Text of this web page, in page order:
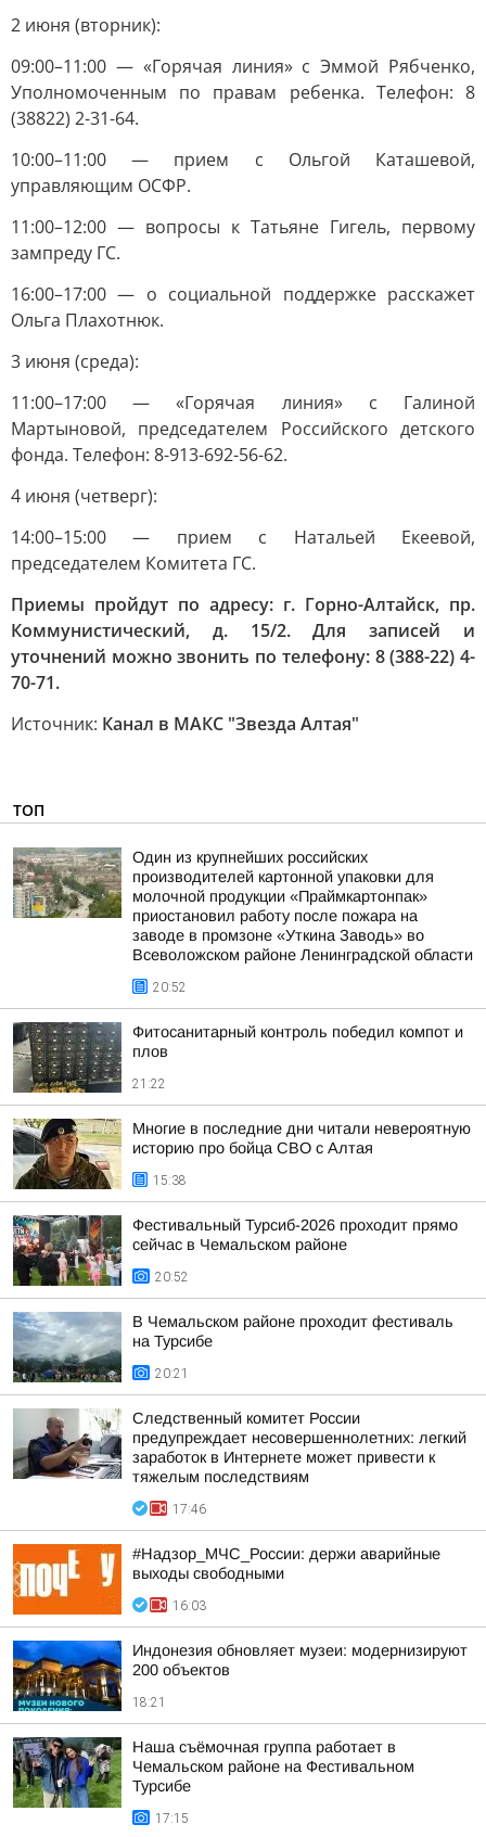
2 июня (вторник):
09:00–11:00 — «Горячая линия» с Эммой Рябченко,
Уполномоченным по правам ребенка. Телефон: 8
(38822) 2-31-64.
10:00–11:00 — прием с Ольгой Каташевой,
управляющим ОСФР.
11:00–12:00 — вопросы к Татьяне Гигель, первому
зампреду ГС.
16:00–17:00 — о социальной поддержке расскажет
Ольга Плахотнюк.
3 июня (среда):
11:00–17:00 — «Горячая линия» с Галиной
Мартыновой, председателем Российского детского
фонда. Телефон: 8-913-692-56-62.
4 июня (четверг):
14:00–15:00 — прием с Натальей Екеевой,
председателем Комитета ГС.
Приемы пройдут по адресу: г. Горно-Алтайск, пр.
Коммунистический, д. 15/2. Для записей и
уточнений можно звонить по телефону: 8 (388-22) 4-
70-71.
Источник: Канал в МАКС "Звезда Алтая"
ТОП
Один из крупнейших российских
производителей картонной упаковки для
молочной продукции «Праймкартонпак»
приостановил работу после пожара на
заводе в промзоне «Уткина Заводь» во
Всеволожском районе Ленинградской области
20:52
Фитосанитарный контроль победил компот и
плов
21:22
Многие в последние дни читали невероятную
историю про бойца СВО с Алтая
15:38
Фестивальный Турсиб-2026 проходит прямо
сейчас в Чемальском районе
20:52
В Чемальском районе проходит фестиваль
на Турсибе
20:21
Следственный комитет России
предупреждает несовершеннолетних: легкий
заработок в Интернете может привести к
тяжелым последствиям
17:46
#Надзор_МЧС_России: держи аварийные
выходы свободными
16:03
Индонезия обновляет музеи: модернизируют
200 объектов
18:21
Наша съёмочная группа работает в
Чемальском районе на Фестивальном
Турсибе
17:15